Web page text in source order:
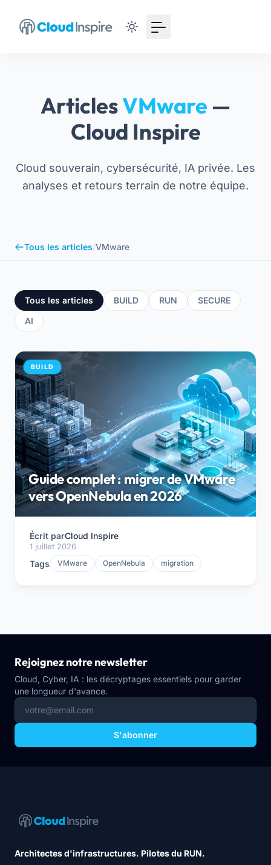
ArticlesVMware —
Cloud Inspire
Cloud souverain, cybersécurité, IA privée. Les
analyses et retours terrain de notre équipe.
Tous les articles/VMware
Tous les articles BUILD RUN
SECURE
AI
BUILD
Guide complet : migrer de VMware
vers OpenNebula en 2026
Écrit parCloud Inspire
1 juillet 2026
Tags VMware OpenNebula migration
Rejoignez notre newsletter
Cloud, Cyber, IA : les décryptages essentiels pour garder
une longueur d'avance.
S'abonner
Architectes d'infrastructures. Pilotes du RUN.